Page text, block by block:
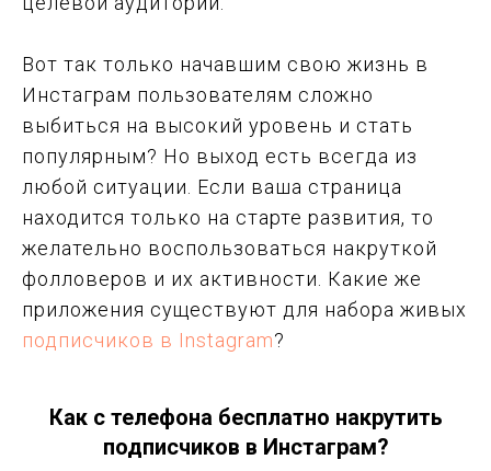
Вот так только начавшим свою жизнь в
Инстаграм пользователям сложно
выбиться на высокий уровень и стать
популярным? Но выход есть всегда из
любой ситуации. Если ваша страница
находится только на старте развития, то
желательно воспользоваться накруткой
фолловеров и их активности. Какие же
приложения существуют для набора живых
подписчиков в Instagram?
Как с телефона бесплатно накрутить
подписчиков в Инстаграм?